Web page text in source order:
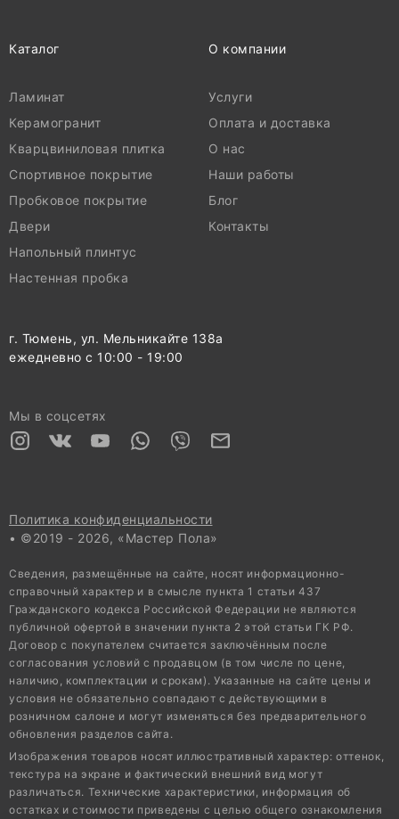
Каталог
Ламинат
Керамогранит
Кварцвиниловая плитка
Спортивное покрытие
Пробковое покрытие
Двери
Напольный плинтус
Настенная пробка
О компании
Услуги
Оплата и доставка
О нас
Наши работы
Блог
Контакты
г. Тюмень, ул. Мельникайте 138а
ежедневно с 10:00 - 19:00
Мы в соцсетях
Политика конфиденциальности
• ©2019 - 2026, «Мастер Пола»
Сведения, размещённые на сайте, носят информационно-
справочный характер и в смысле пункта 1 статьи 437
Гражданского кодекса Российской Федерации не являются
публичной офертой в значении пункта 2 этой статьи ГК РФ.
Договор с покупателем считается заключённым после
согласования условий с продавцом (в том числе по цене,
наличию, комплектации и срокам). Указанные на сайте цены и
условия не обязательно совпадают с действующими в
розничном салоне и могут изменяться без предварительного
обновления разделов сайта.
Изображения товаров носят иллюстративный характер: оттенок,
текстура на экране и фактический внешний вид могут
различаться. Технические характеристики, информация об
остатках и стоимости приведены с целью общего ознакомления